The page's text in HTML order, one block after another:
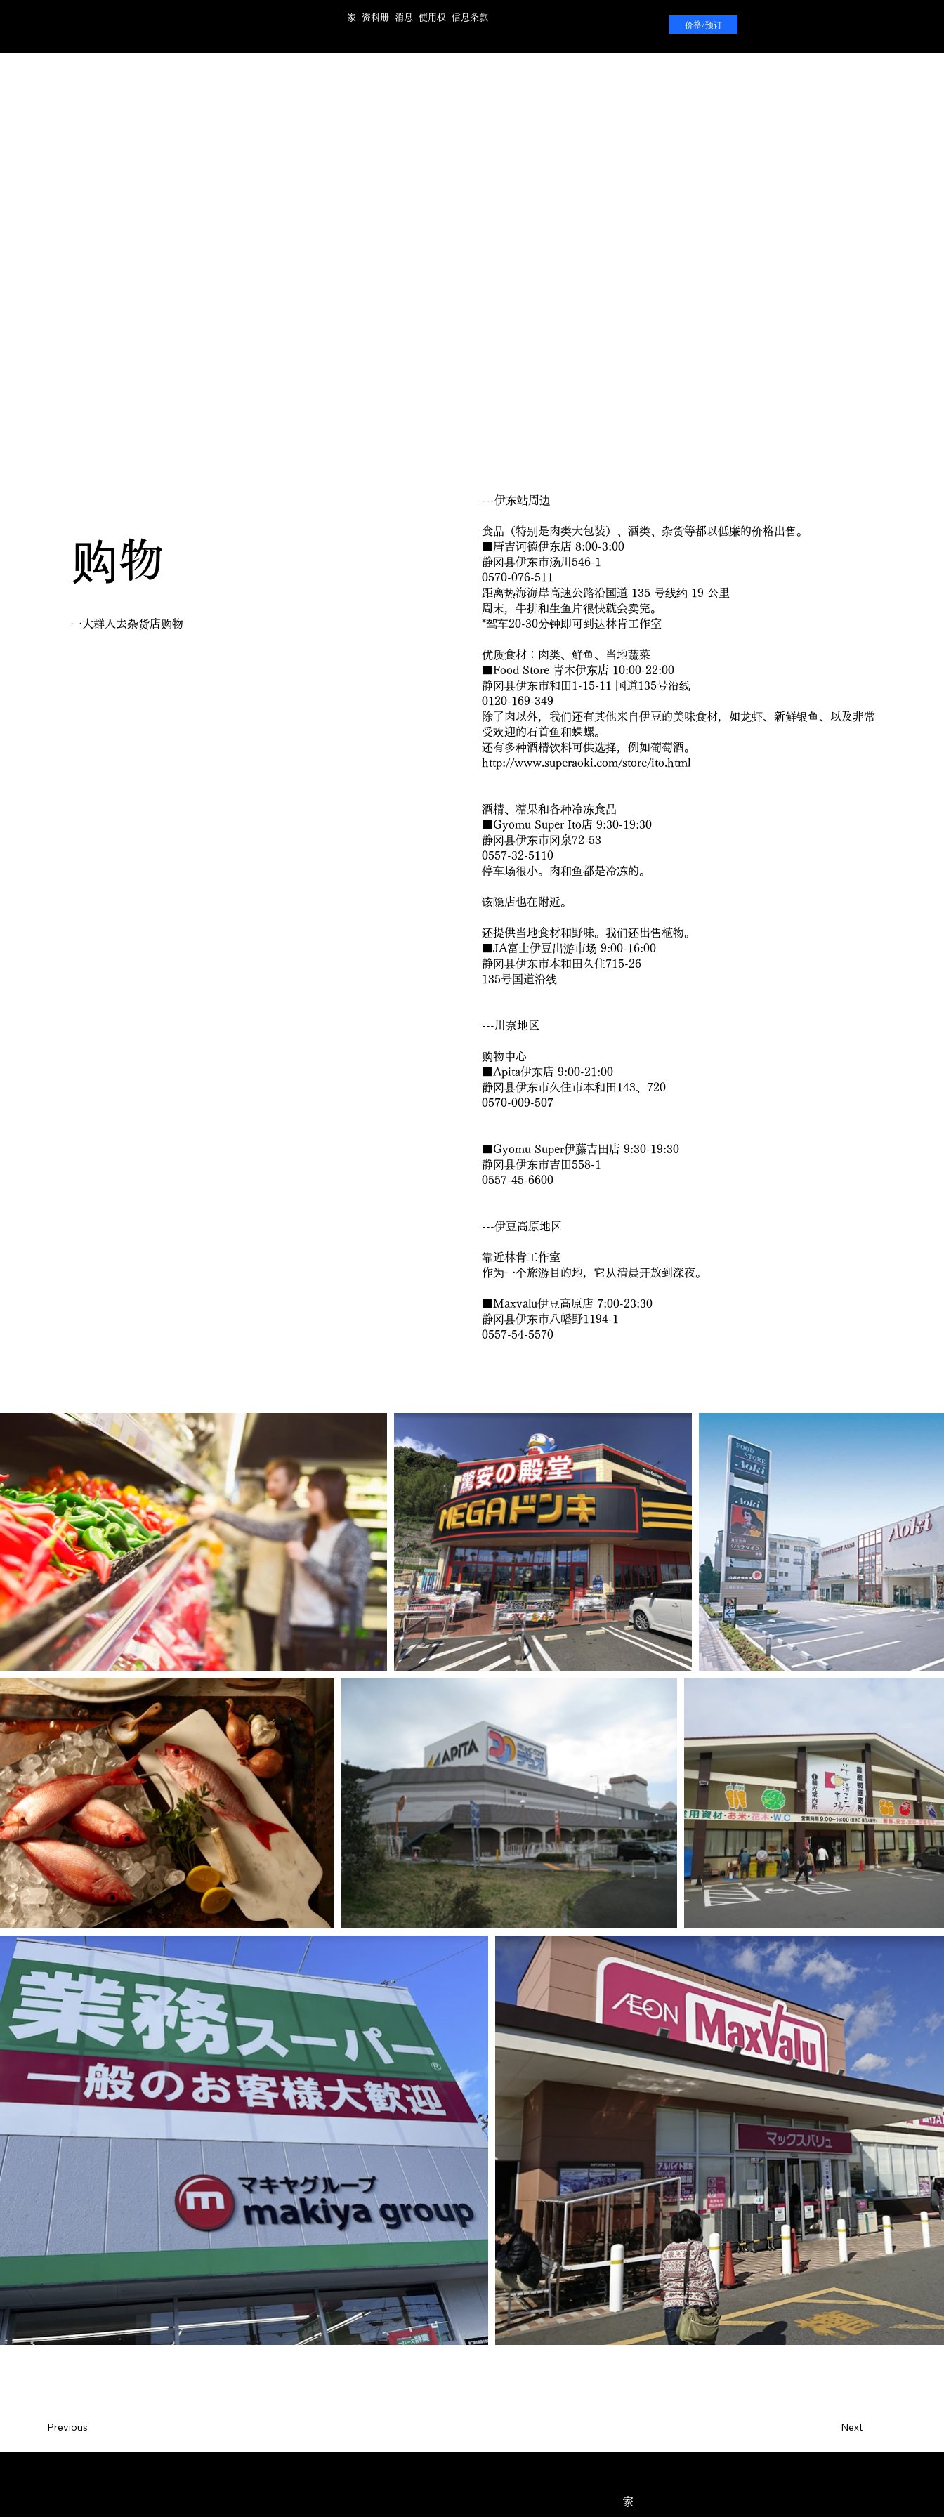
家 资料册 消息 使用权 信息条款
价格/预订
一大群人去杂货店购物
购物
---伊东站周边
食品（特别是肉类大包装）、酒类、杂货等都以低廉的价格出售。
■唐吉诃德伊东店 8:00-3:00
静冈县伊东市汤川546-1
0570-076-511
距离热海海岸高速公路沿国道 135 号线约 19 公里
周末，牛排和生鱼片很快就会卖完。
*驾车20-30分钟即可到达林肯工作室
优质食材：肉类、鲜鱼、当地蔬菜
■Food Store 青木伊东店 10:00-22:00
静冈县伊东市和田1-15-11 国道135号沿线
0120-169-349
除了肉以外，我们还有其他来自伊豆的美味食材，如龙虾、新鲜银鱼、以及非常
受欢迎的石首鱼和蝾螺。
还有多种酒精饮料可供选择，例如葡萄酒。
http://www.superaoki.com/store/ito.html
酒精、糖果和各种冷冻食品
■Gyomu Super Ito店 9:30-19:30
静冈县伊东市冈泉72-53
0557-32-5110
停车场很小。肉和鱼都是冷冻的。
该隐店也在附近。
还提供当地食材和野味。我们还出售植物。
■JA富士伊豆出游市场 9:00-16:00
静冈县伊东市本和田久住715-26
135号国道沿线
---川奈地区
购物中心
■Apita伊东店 9:00-21:00
静冈县伊东市久住市本和田143、720
0570-009-507
■Gyomu Super伊藤吉田店 9:30-19:30
静冈县伊东市吉田558-1
0557-45-6600
---伊豆高原地区
靠近林肯工作室
作为一个旅游目的地，它从清晨开放到深夜。
■Maxvalu伊豆高原店 7:00-23:30
静冈县伊东市八幡野1194-1
0557-54-5570
Previous Next
家